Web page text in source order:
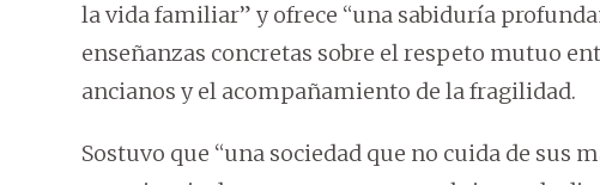
la vida familiar” y ofrece “una sabiduría
enseñanzas concretas sobre el respeto mutuo
ancianos y el acompañamiento de la fragilidad.
Sostuvo que “una sociedad que no cuida de sus